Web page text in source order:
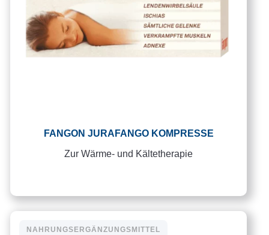
FANGON JURAFANGO KOMPRESSE
Zur Wärme- und Kältetherapie
NAHRUNGSERGÄNZUNGSMITTEL